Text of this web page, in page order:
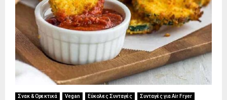
Σνακ & Ορεκτικά Vegan Εύκολες Συνταγές
Συνταγές για Air Fryer